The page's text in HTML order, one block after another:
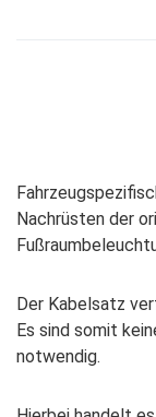
Nachrüsten der
Der Kabelsatz
Es sind somit
notwendig.